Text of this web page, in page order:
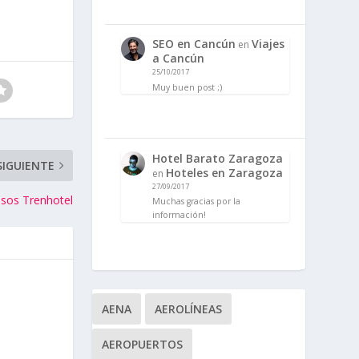
Trenhotel
SEO en Cancún en Viajes
a Cancún
25/10/2017
Muy buen post ;)
Hotel Barato Zaragoza
en Hoteles en Zaragoza
27/09/2017
Muchas gracias por la
información!
AENA AEROLÍNEAS
AEROPUERTOS